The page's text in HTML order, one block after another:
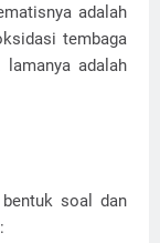
adalah
tembaga
adalah
soal dan